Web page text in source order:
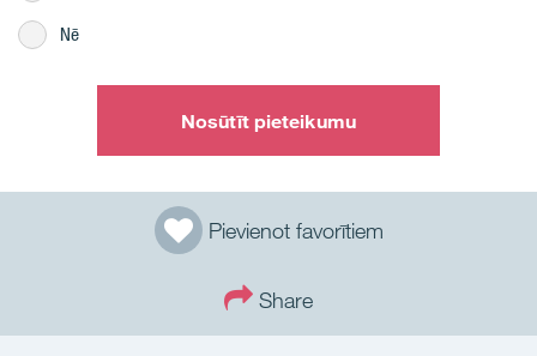
Pievienot favorītiem
Share
Nē
Nosūtīt pieteikumu